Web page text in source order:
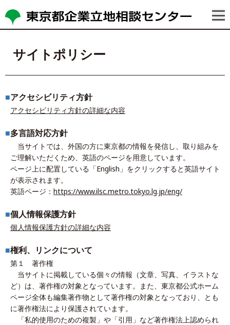
サイトポリシー
■アクセシビリティ方針
アクセシビリティ方針の詳細な内容
■多言語対応方針
当サイトでは、外国の方に東京都の情報を発信し、取り組みを
ご理解いただくため、英語のページを用意しています。
ページ上に配置している「English」をクリックすると英語サイト
が表示されます。
英語ページ： https://www.ilsc.metro.tokyo.lg.jp/eng/
■個人情報保護方針
個人情報保護方針の詳細な内容
■権利、リンクについて
第１ 著作権
当サイトに掲載している個々の情報（文章、写真、イラストな
ど）は、著作権の対象となっています。また、東京都公式ホーム
ページ全体も編集著作物として著作権の対象となっており、とも
に著作権法により保護されています。
「私的使用のための複製」や「引用」など著作権法上認められ